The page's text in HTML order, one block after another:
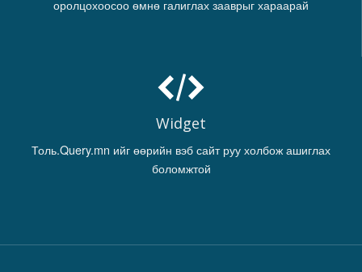
оролцохоосоо өмнө галиглах зааврыг хараарай
Widget
Толь.Query.mn ийг өөрийн вэб сайт руу холбож ашиглах
боломжтой